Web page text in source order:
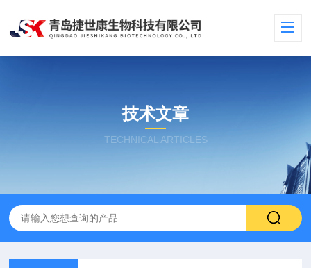
技术文章
TECHNICAL ARTICLES